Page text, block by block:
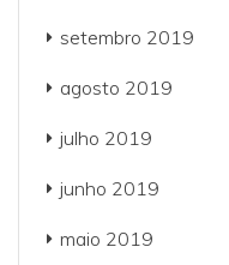
setembro 2019
agosto 2019
julho 2019
junho 2019
maio 2019